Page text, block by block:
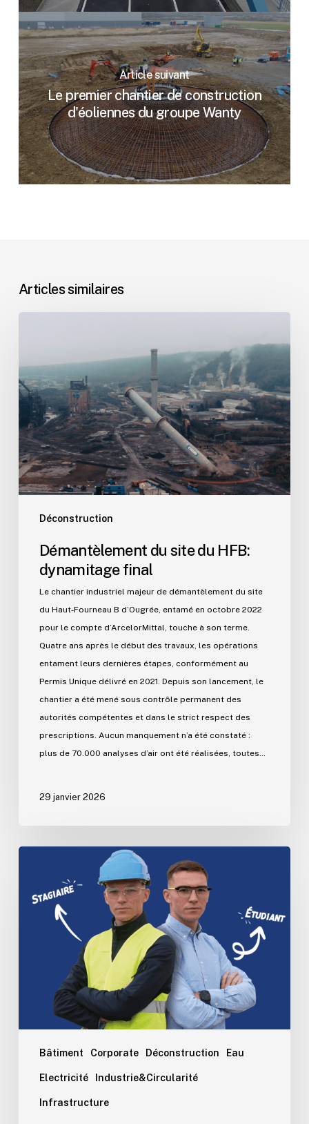
Article suivant
Le premier chantier de construction
d'éoliennes du groupe Wanty
Articles similaires
Déconstruction
du
HFB:
dynamitage
final
Démantèlement du site du HFB:
dynamitage final
Le chantier industriel majeur de démantèlement du site
du Haut‑Fourneau B d’Ougrée, entamé en octobre 2022
pour le compte d’ArcelorMittal, touche à son terme.
Quatre ans après le début des travaux, les opérations
entament leurs dernières étapes, conformément au
Permis Unique délivré en 2021. Depuis son lancement, le
chantier a été mené sous contrôle permanent des
autorités compétentes et dans le strict respect des
prescriptions. Aucun manquement n’a été constaté :
plus de 70.000 analyses d’air ont été réalisées, toutes…
29 janvier 2026
Bâtiment Corporate Déconstruction Eau
Electricité Industrie&Circularité
Infrastructure
Wanty
t’offre